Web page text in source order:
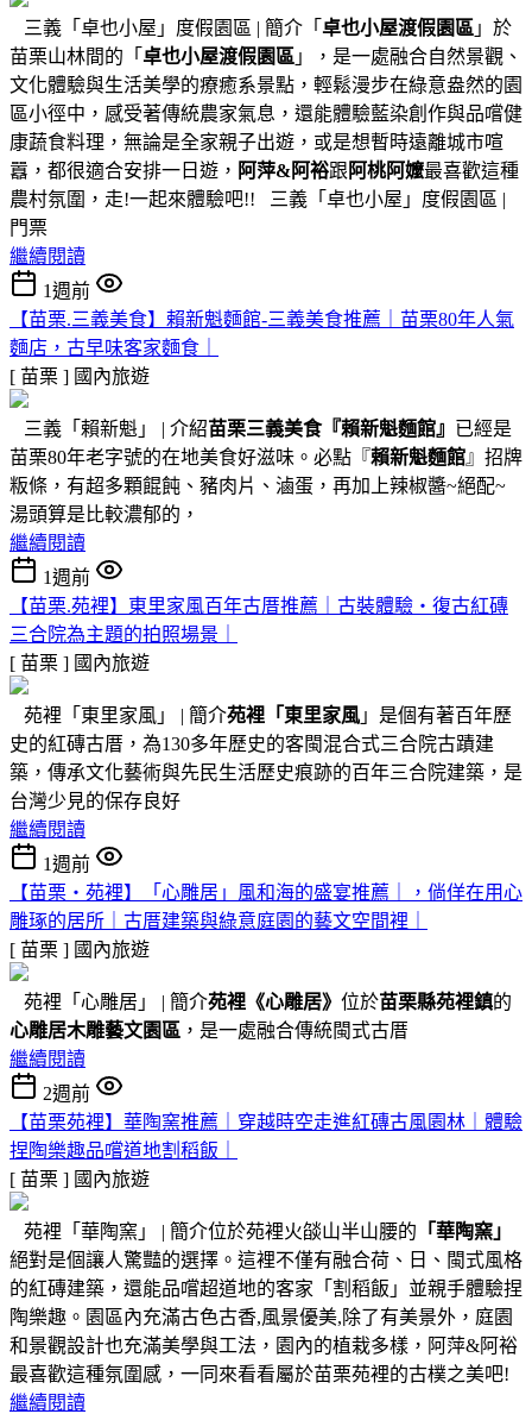
三義「卓也小屋」度假園區 | 簡介「 卓也小屋渡假園區 」於
苗栗山林間的「 卓也小屋渡假園區 」，是一處融合自然景觀、
文化體驗與生活美學的療癒系景點，輕鬆漫步在綠意盎然的園
區小徑中，感受著傳統農家氣息，還能體驗藍染創作與品嚐健
康蔬食料理，無論是全家親子出遊，或是想暫時遠離城市喧
囂，都很適合安排一日遊， 阿萍&阿裕跟 阿桃阿嬤最喜歡這種
農村氛圍，走!一起來體驗吧!! 三義「卓也小屋」度假園區 |
門票
繼續閱讀
1週前
【苗栗.三義美食】賴新魁麵館-三義美食推薦｜苗栗80年人氣
麵店，古早味客家麵食｜
[ 苗栗 ] 國內旅遊
三義「賴新魁」 | 介紹苗栗三義美食『賴新魁麵館』 已經是
苗栗80年老字號的在地美食好滋味。必點『賴新魁麵館』招牌
粄條，有超多顆餛飩、豬肉片、滷蛋，再加上辣椒醬~絕配~
湯頭算是比較濃郁的，
繼續閱讀
1週前
【苗栗.苑裡】東里家風百年古厝推薦｜古裝體驗・復古紅磚
三合院為主題的拍照場景｜
[ 苗栗 ] 國內旅遊
苑裡「東里家風」 | 簡介苑裡「東里家風 」是個有著百年歷
史的紅磚古厝，為130多年歷史的客閩混合式三合院古蹟建
築，傳承文化藝術與先民生活歷史痕跡的百年三合院建築，是
台灣少見的保存良好
繼續閱讀
1週前
【苗栗・苑裡】「心雕居」風和海的盛宴推薦｜，倘佯在用心
雕琢的居所｜古厝建築與綠意庭園的藝文空間裡｜
[ 苗栗 ] 國內旅遊
苑裡「心雕居」 | 簡介苑裡 《心雕居》 位於苗栗縣苑裡鎮的
心雕居木雕藝文園區 ，是一處融合傳統閩式古厝
繼續閱讀
2週前
【苗栗苑裡】華陶窯推薦｜穿越時空走進紅磚古風園林｜體驗
捏陶樂趣品嚐道地割稻飯｜
[ 苗栗 ] 國內旅遊
苑裡「華陶窯」 | 簡介位於苑裡火燄山半山腰的 「華陶窯」
絕對是個讓人驚豔的選擇。這裡不僅有融合荷、日、閩式風格
的紅磚建築，還能品嚐超道地的客家「割稻飯」並親手體驗捏
陶樂趣。園區內充滿古色古香,風景優美,除了有美景外，庭園
和景觀設計也充滿美學與工法，園內的植栽多樣，阿萍&阿裕
最喜歡這種氛圍感，一同來看看屬於苗栗苑裡的古樸之美吧!
繼續閱讀